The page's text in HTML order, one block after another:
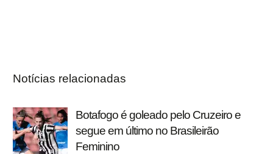
Notícias relacionadas
Botafogo é goleado pelo Cruzeiro e
segue em último no Brasileirão
Feminino